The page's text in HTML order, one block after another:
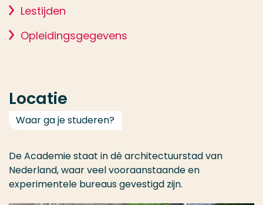
Lestijden
Opleidingsgegevens
Locatie
Waar ga je studeren?
De Academie staat in dé architectuurstad van
Nederland, waar veel vooraanstaande en
experimentele bureaus gevestigd zijn.